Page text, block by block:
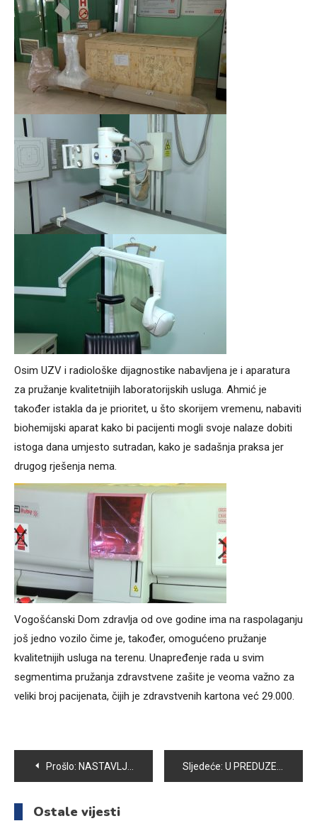
Osim UZV i radiološke dijagnostike nabavljena je i aparatura
za pružanje kvalitetnijih laboratorijskih usluga. Ahmić je
također istakla da je prioritet, u što skorijem vremenu, nabaviti
biohemijski aparat kako bi pacijenti mogli svoje nalaze dobiti
istoga dana umjesto sutradan, kako je sadašnja praksa jer
drugog rješenja nema.
Vogošćanski Dom zdravlja od ove godine ima na raspolaganju
još jedno vozilo čime je, također, omogućeno pružanje
kvalitetnijih usluga na terenu. Unapređenje rada u svim
segmentima pružanja zdravstvene zašite je veoma važno za
veliki broj pacijenata, čijih je zdravstvenih kartona već 29.000.
Navigacija
članaka
Prošlo: NASTAVLJENA SARADNJA SA DOGS TRUSTOM, STERILIZACIJA ULIČNIH PASA, HUMAN NAČIN SMANJIVANJA BROJA NA ULICAMA Sljedeće: U PREDUZEĆU „BAGS-ENERGOTEHNIKA“ SE VRŠE POSLJEDNJE PRIPREME ZA NOVU GRIJNU SEZONU
Ostale vijesti